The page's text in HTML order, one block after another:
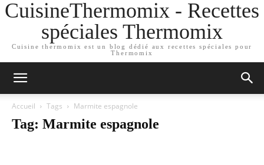
CuisineThermomix - Recettes
spéciales Thermomix
Cuisine thermomix est un blog dédié aux recettes spéciales pour
Thermomix
Accueil Tags Marmite espagnole
Tag: Marmite espagnole